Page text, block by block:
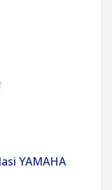
YAMAHA